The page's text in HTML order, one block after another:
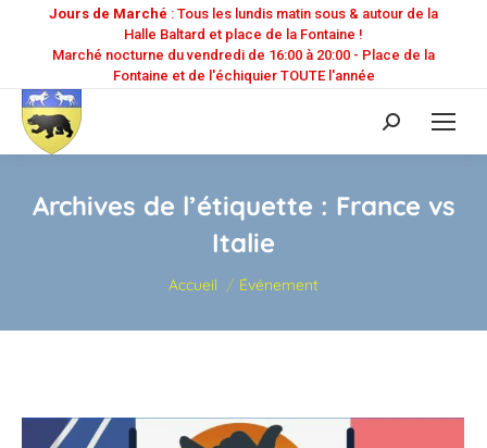
Jours de Marché : Tous les lundis matin sous & autour de la
Halle Baltard et place de la Fontaine !
Marché nocturne du vendredi de 16:00 à 20:00 - Place de la
Fontaine et de l'échiquier TOUTE l'année
Recherche
:
Archives de l’étiquette : France vs
Italie
Vous êtes ici :
Accueil Événement